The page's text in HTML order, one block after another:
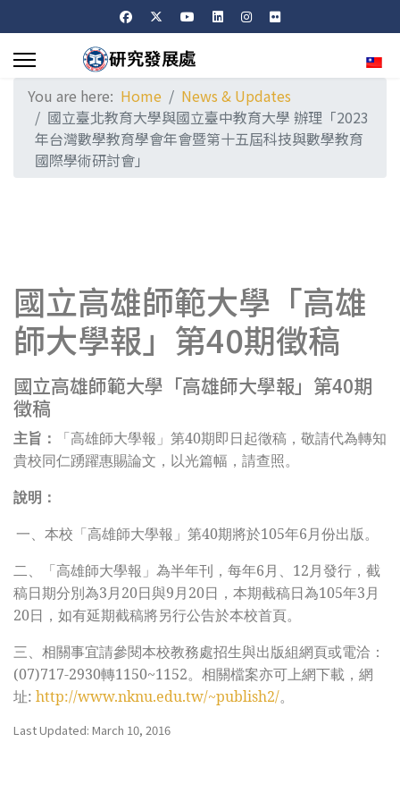
You are here: Home
News & Updates
國立臺北教育大學與國立臺中教育大學 辦理「2023
年台灣數學教育學會年會暨第十五屆科技與數學教育
國際學術研討會」
國立高雄師範大學「高雄
師大學報」第40期徵稿
國立高雄師範大學「高雄師大學報」第40期
徵稿
主旨：
「高雄師大學報」第40期即日起徵稿，敬請代為轉知
貴校同仁踴躍惠賜論文 ，以光篇幅，請查照。
說明：
一、 本校「高雄師大學報」第40期將於105年6月份出版。
二、
「高雄師大學報」為半年刊，每年6月、12月發行，截
稿日期分別為3月20日與9月20日，本期截稿日為105年3月
20日，如有延期截稿將另行公告於本校首頁。
三、 相關事宜請參閱本校教務處招生與出版組網頁或電洽：
(07)717-2930轉1150~1152。相關檔案亦可上網下載，網
址: http://www.nknu.edu.tw/~publish2/。
Last Updated: March 10, 2016